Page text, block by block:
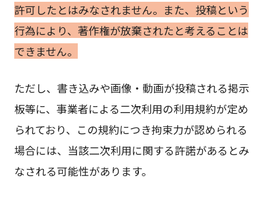
許可したとはみなされません。また、投稿という
行為により、著作権が放棄されたと考えることは
できません。
ただし、書き込みや画像・動画が投稿される掲示
板等に、事業者による二次利用の利用規約が定め
られており、この規約につき拘束力が認められる
場合には、当該二次利用に関する許諾があるとみ
なされる可能性があります。